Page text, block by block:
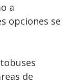
a
opciones se
de